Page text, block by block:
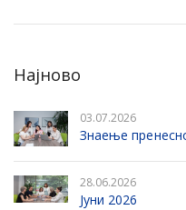
Најново
03.07.2026
Знаење
28.06.2026
Јуни 2026